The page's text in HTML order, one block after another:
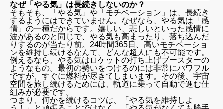
なぜ「やる気」は長続きしないのか？
そもそも、「やる気」や「モチベーション」は、長続き
するようにはできていません。なぜなら、やる気は「感
情」の一種だからです。嬉しい、悲しいといった感情に
波があるのと同じで、やる気も高まったり、落ち込んだ
りするのが当たり前。24時間365日、高いモチベーショ
ンを維持し続けるなんて、どんな超人にも不可能です。
例えるなら、やる気はロケットの打ち上げブースターの
ようなもの。最初の勢いをつけるのには非常にパワフル
ですが、すぐに燃料が尽きてしまいます。その後、宇宙
空間を旅し続けるためには、軌道に乗って自動で進む仕
組みが必要です。
つまり、何かを続けるコツは、「やる気を維持しよ